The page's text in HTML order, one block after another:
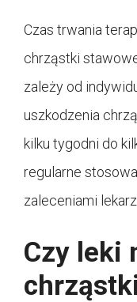
Czas trwania
chrząstki
zależy od
uszkodzenia
kilku tygodni do
regularne
zaleceniami
Czy leki